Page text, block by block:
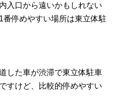
入口から遠いかもしれない
停めやすい場所は東立体駐
した車が渋滞で東立体駐車
すけど、比較的停めやすい